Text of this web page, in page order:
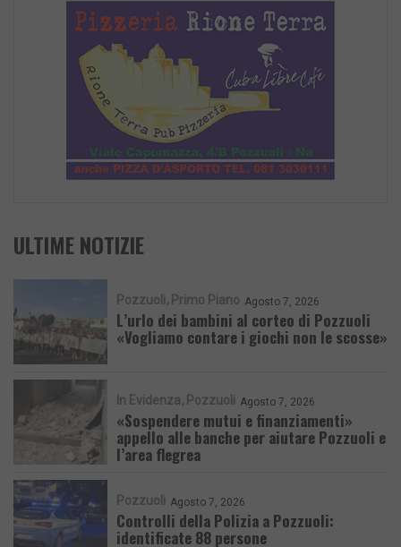
ULTIME NOTIZIE
Pozzuoli Primo Piano Agosto 7, 2026
L’urlo dei bambini al corteo di Pozzuoli
«Vogliamo contare i giochi non le scosse»
In Evidenza Pozzuoli Agosto 7, 2026
«Sospendere mutui e finanziamenti»
appello alle banche per aiutare Pozzuoli e
l’area flegrea
Pozzuoli Agosto 7, 2026
Controlli della Polizia a Pozzuoli:
identificate 88 persone